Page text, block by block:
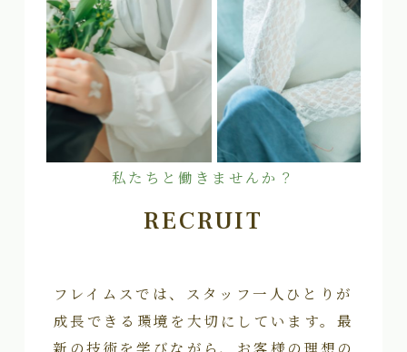
私たちと働きませんか？
RECRUIT
フレイムスでは、スタッフ一人ひとりが
成長できる環境を大切にしています。最
新の技術を学びながら、お客様の理想の